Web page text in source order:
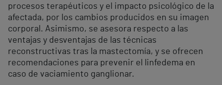
procesos terapéuticos y el impacto psicológico de la
afectada, por los cambios producidos en su imagen
corporal. Asimismo, se asesora respecto a las
ventajas y desventajas de las técnicas
reconstructivas tras la mastectomía, y se ofrecen
recomendaciones para prevenir el linfedema en
caso de vaciamiento ganglionar.